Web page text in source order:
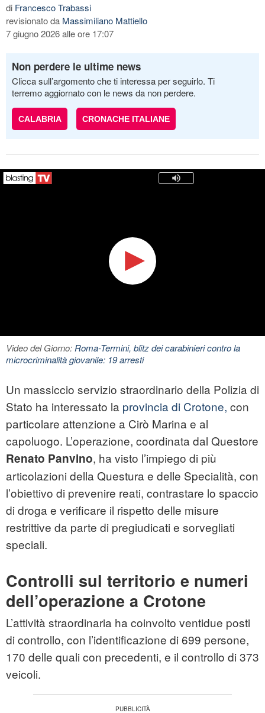
di Francesco Trabassi
revisionato da Massimiliano Mattiello
7 giugno 2026 alle ore 17:07
Non perdere le ultime news
Clicca sull’argomento che ti interessa per seguirlo. Ti
terremo aggiornato con le news da non perdere.
CALABRIA CRONACHE ITALIANE
Video del Giorno:Roma-Termini, blitz dei carabinieri contro la
microcriminalità giovanile: 19 arresti
Un massiccio servizio straordinario della Polizia di
Stato ha interessato la provincia di Crotone, con
particolare attenzione a Cirò Marina e al
capoluogo. L’operazione, coordinata dal Questore
Renato Panvino, ha visto l’impiego di più
articolazioni della Questura e delle Specialità, con
l’obiettivo di prevenire reati, contrastare lo spaccio
di droga e verificare il rispetto delle misure
restrittive da parte di pregiudicati e sorvegliati
speciali.
Controlli sul territorio e numeri
dell’operazione a Crotone
L’attività straordinaria ha coinvolto ventidue posti
di controllo, con l’identificazione di 699 persone,
170 delle quali con precedenti, e il controllo di 373
veicoli.